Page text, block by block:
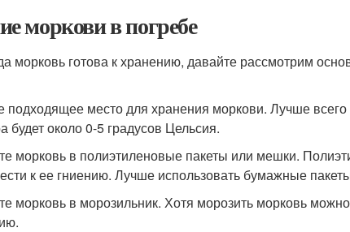
моркови в погребе
морковь готова к хранению, давайте рассмотрим
подходящее место для хранения моркови. Лучше
будет около 0-5 градусов Цельсия.
морковь в полиэтиленовые пакеты или мешки.
к ее гниению. Лучше использовать бумажные
морковь в морозильник. Хотя морозить морковь